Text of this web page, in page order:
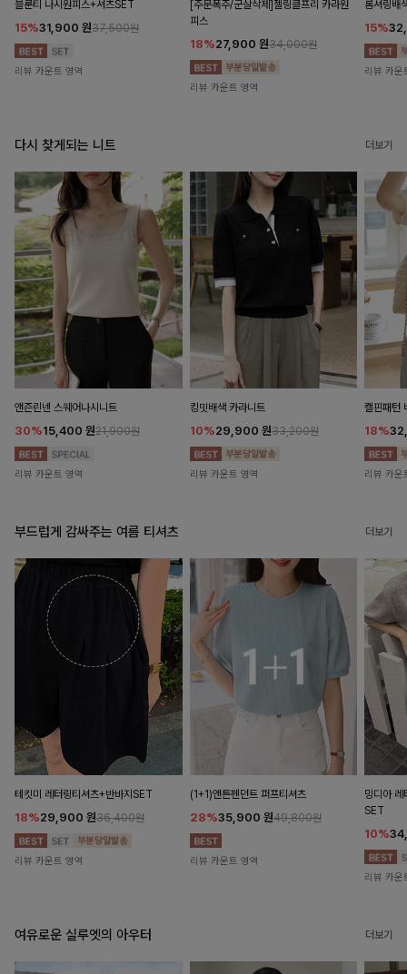
블룬티 나시원피스+셔츠SET
15%31,900 원37,500원
리뷰 카운트 영역
[주문폭주/군살삭제]젤링클프리 카라원
피스
18%27,900 원34,000원
리뷰 카운트 영역
롬셔링배
15%
리뷰 카운
다시 찾게되는 니트 더보기
앤즌린넨 스퀘어나시니트
30%15,400 원21,900원
리뷰 카운트 영역
킹밋배색 카라니트
10%29,900 원33,200원
리뷰 카운트 영역
캘핀패턴
18%
리뷰 카운
부드럽게 감싸주는 여름 티셔츠 더보기
테킷미 레터링티셔츠+반바지SET
18%29,900 원36,400원
리뷰 카운트 영역
(1+1)앤튼펜던트 퍼프티셔츠
28%35,900 원49,800원
리뷰 카운트 영역
밍디아 레
SET
10%
리뷰 카운
여유로운 실루엣의 아우터 더보기